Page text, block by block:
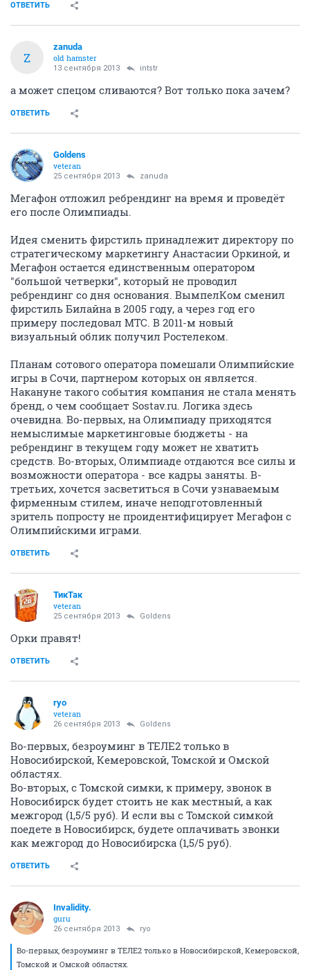
ОТВЕТИТЬ
Z
zanuda
old hamster
13 сентября 2013 intstr
а может спецом сливаются? Вот только пока зачем?
ОТВЕТИТЬ
Goldens
veteran
25 сентября 2013 zanuda
Мегафон отложил ребрендинг на время и проведёт
его после Олимпиады.
Идея сменить фирстиль принадлежит директору по
стратегическому маркетингу Анастасии Оркиной, и
Мегафон остается единственным оператором
"большой четверки", который не проводил
ребрендинг со дня основания. ВымпелКом сменил
фирстиль Билайна в 2005 году, а через год его
примеру последовал МТС. В 2011-м новый
визуальный облик получил Ростелеком.
Планам сотового оператора помешали Олимпийские
игры в Сочи, партнером которых он является.
Накануне такого события компания не стала менять
бренд, о чем сообщает Sostav.ru. Логика здесь
очевидна. Во-первых, на Олимпиаду приходятся
немыслимые маркетинговые бюджеты - на
ребрендинг в текущем году может не хватить
средств. Во-вторых, Олимпиаде отдаются все силы и
возможности оператора - все кадры заняты. В-
третьих, хочется засветиться в Сочи узнаваемым
фирменным стилем, иначе неподготовленный
зритель попросту не проидентифицирует Мегафон с
Олимпийскими играми.
ОТВЕТИТЬ
ТикТак
veteran
25 сентября 2013 Goldens
Орки правят!
ОТВЕТИТЬ
ryo
veteran
26 сентября 2013 Goldens
Во-первых, безроуминг в ТЕЛЕ2 только в
Новосибирской, Кемеровской, Томской и Омской
областях.
Во-вторых, с Томской симки, к примеру, звонок в
Новосибирск будет стоить не как местный, а как
межгород (1,5/5 руб). И если вы с Томской симкой
поедете в Новосибирск, будете оплачивать звонки
как межгород до Новосибирска (1,5/5 руб).
ОТВЕТИТЬ
Invalidity.
guru
26 сентября 2013 ryo
Во-первых, безроуминг в ТЕЛЕ2 только в Новосибирской, Кемеровской,
Томской и Омской областях.